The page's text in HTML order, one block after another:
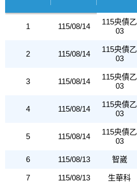
1 115/08/14
115央債乙
03
2 115/08/14
115央債乙
03
3 115/08/14
115央債乙
03
4 115/08/14
115央債乙
03
5 115/08/14
115央債乙
03
6 115/08/13 智崴
7 115/08/13 生華科